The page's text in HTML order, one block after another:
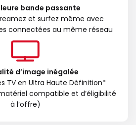
bande passante
et surfez même avec
connectées au même réseau
d’image inégalée
TV en Ultra Haute Définition*
compatible et d’éligibilité
à l’offre)